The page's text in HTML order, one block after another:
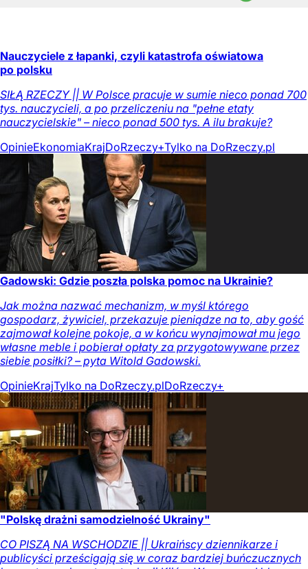
Nauczyciele z łapanki, czyli katastrofa oświatowa
po polsku
SIŁĄ RZECZY || W Polsce pracuje w sumie nieco ponad 700
tys. nauczycieli, a po przeliczeniu na "pełne etaty
nauczycielskie" – nieco ponad 500 tys. A ilu brakuje?
OpinieEkonomiaKrajDoRzeczy+Tylko na DoRzeczy.pl
Gadowski: Gdzie poszła polska pomoc na Ukrainie?
Jak można nazwać mechanizm, w myśl którego
gospodarz, żywiciel, przekazuje pieniądze na to, aby gość
zajmował kolejne pokoje, a w końcu wynajmował mu jego
własne meble i pobierał opłaty za przygotowywane przez
siebie posiłki? – pyta Witold Gadowski.
OpinieKrajTylko na DoRzeczy.plDoRzeczy+
"Polskę drażni samodzielność Ukrainy"
CO PISZĄ NA WSCHODZIE || Ukraińscy dziennikarze i
publicyści prześcigają się w coraz bardziej buńczucznych